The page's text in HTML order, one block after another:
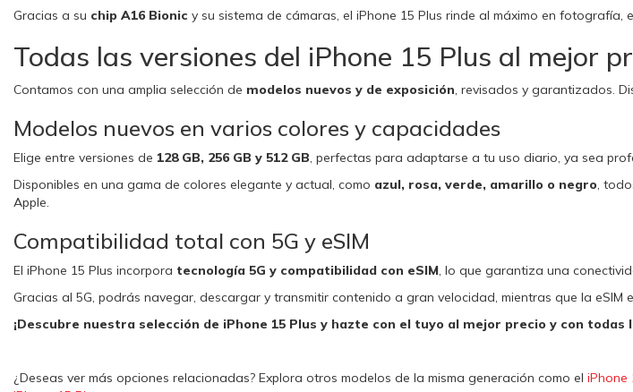
Gracias a su chip A16 Bionic y su sistema de cámaras, el iPhone 15 Plus rinde al máximo en
Todas las versiones del iPhone 15 Plus al mejor
Contamos con una amplia selección de modelos nuevos y de exposición, revisados y garantizados.
Modelos nuevos en varios colores y capacidades
Elige entre versiones de 128 GB, 256 GB y 512 GB, perfectas para adaptarse a tu uso diario, ya sea
Disponibles en una gama de colores elegante y actual, como azul, rosa, verde, amarillo o negro,
Apple.
Compatibilidad total con 5G y eSIM
El iPhone 15 Plus incorpora tecnología 5G y compatibilidad con eSIM, lo que garantiza una
Gracias al 5G, podrás navegar, descargar y transmitir contenido a gran velocidad, mientras que la
¡Descubre nuestra selección de iPhone 15 Plus y hazte con el tuyo al mejor precio y con todas
¿Deseas ver más opciones relacionadas? Explora otros modelos de la misma generación como el iPhone